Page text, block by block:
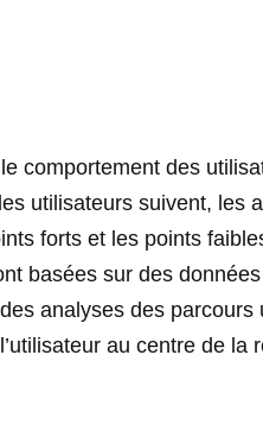
comportement des
utilisateurs suivent, les
forts et les points
basées sur des
analyses des
au centre de la